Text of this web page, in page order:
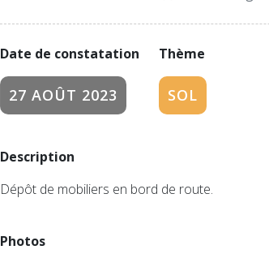
Date de constatation
27 AOÛT 2023
Thème
SOL
Description
Dépôt de mobiliers en bord de route.
Photos